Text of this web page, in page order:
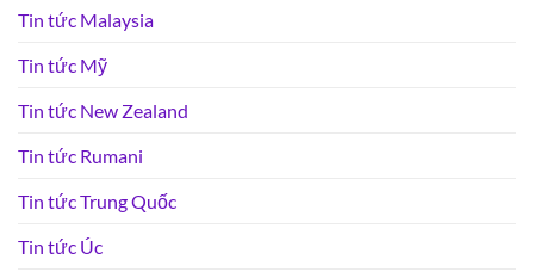
Tin tức Malaysia
Tin tức Mỹ
Tin tức New Zealand
Tin tức Rumani
Tin tức Trung Quốc
Tin tức Úc